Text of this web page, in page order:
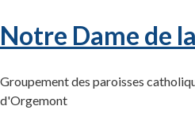
Notre Dame de
Groupement des paroisses
d'Orgemont